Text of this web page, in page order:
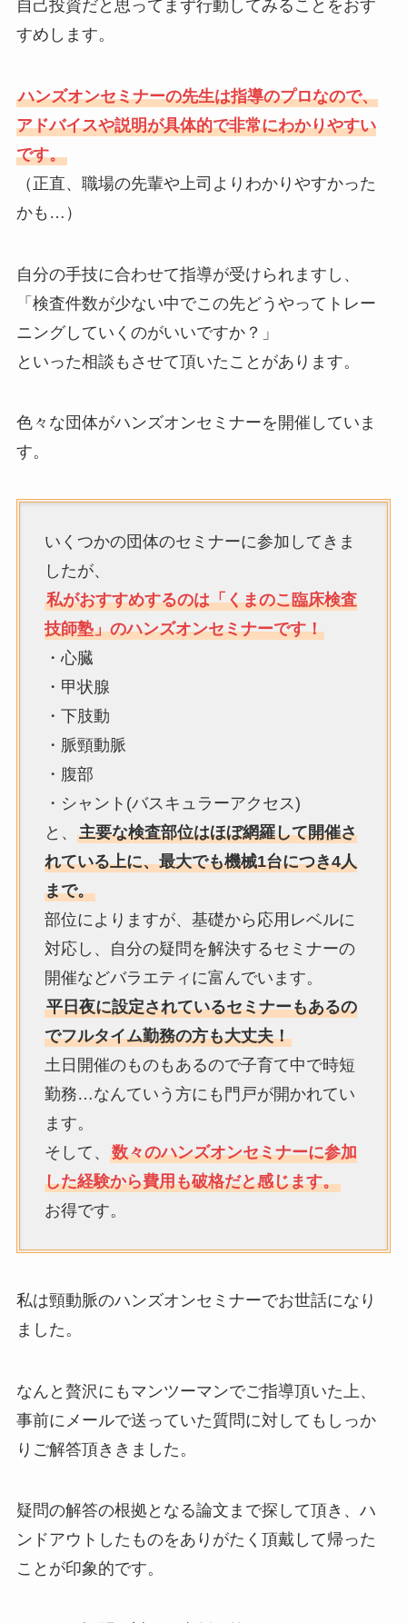
自己投資だと思ってまず行動してみることをおす
すめします。
ハンズオンセミナーの先生は指導のプロなので、
アドバイスや説明が具体的で非常にわかりやすい
です。
（正直、職場の先輩や上司よりわかりやすかった
かも…）
自分の手技に合わせて指導が受けられますし、
「検査件数が少ない中でこの先どうやってトレー
ニングしていくのがいいですか？」
といった相談もさせて頂いたことがあります。
色々な団体がハンズオンセミナーを開催していま
す。
いくつかの団体のセミナーに参加してきま
したが、
私がおすすめするのは「くまのこ臨床検査
技師塾」のハンズオンセミナーです！
・心臓
・甲状腺
・下肢動
・脈頸動脈
・腹部
・シャント(バスキュラーアクセス)
と、 主要な検査部位はほぼ網羅して開催さ
れている上に、最大でも機械1台につき4人
まで。
部位によりますが、基礎から応用レベルに
対応し、自分の疑問を解決するセミナーの
開催などバラエティに富んでいます。
平日夜に設定されているセミナーもあるの
でフルタイム勤務の方も大丈夫！
土日開催のものもあるので子育て中で時短
勤務…なんていう方にも門戸が開かれてい
ます。
そして、 数々のハンズオンセミナーに参加
した経験から費用も破格だと感じます。
お得です。
私は頸動脈のハンズオンセミナーでお世話になり
ました。
なんと贅沢にもマンツーマンでご指導頂いた上、
事前にメールで送っていた質問に対してもしっか
りご解答頂ききました。
疑問の解答の根拠となる論文まで探して頂き、ハ
ンドアウトしたものをありがたく頂戴して帰った
ことが印象的です。